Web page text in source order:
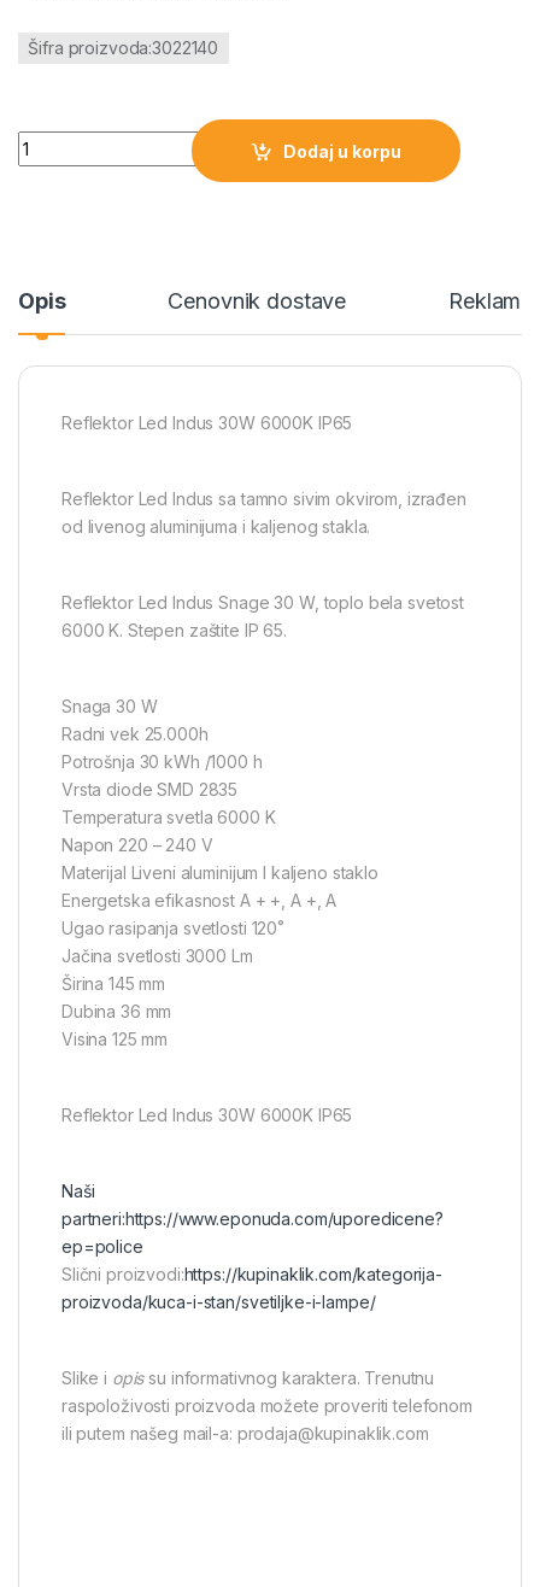
Šifra proizvoda:3022140
Reflektor Led Indus 30W 6000K IP65 količina
Dodaj u korpu
Opis Cenovnik dostave
Reflektor Led Indus 30W 6000K IP65
Reflektor Led Indus sa tamno sivim okvirom, izrađen
od livenog aluminijuma i kaljenog stakla.
Reflektor Led Indus Snage 30 W, toplo bela svetost
6000 K. Stepen zaštite IP 65.
Snaga 30 W
Radni vek 25.000h
Potrošnja 30 kWh /1000 h
Vrsta diode SMD 2835
Temperatura svetla 6000 K
Napon 220 – 240 V
Materijal Liveni aluminijum I kaljeno staklo
Energetska efikasnost A + +, A +, A
Ugao rasipanja svetlosti 120˚
Jačina svetlosti 3000 Lm
Širina 145 mm
Dubina 36 mm
Visina 125 mm
Reflektor Led Indus 30W 6000K IP65
Naši
partneri:https://www.eponuda.com/uporedicene?
ep=police
Slični proizvodi:https://kupinaklik.com/kategorija-
proizvoda/kuca-i-stan/svetiljke-i-lampe/
Slike i opissu informativnog karaktera. Trenutnu
raspoloživosti proizvoda možete proveriti telefonom
ili putem našeg mail-a: prodaja@kupinaklik.com